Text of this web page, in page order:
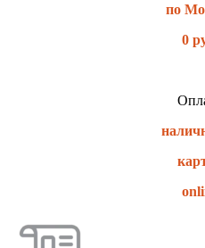
по
0